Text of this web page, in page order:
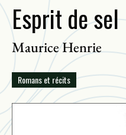
Esprit de sel
Maurice Henrie
Romans et récits